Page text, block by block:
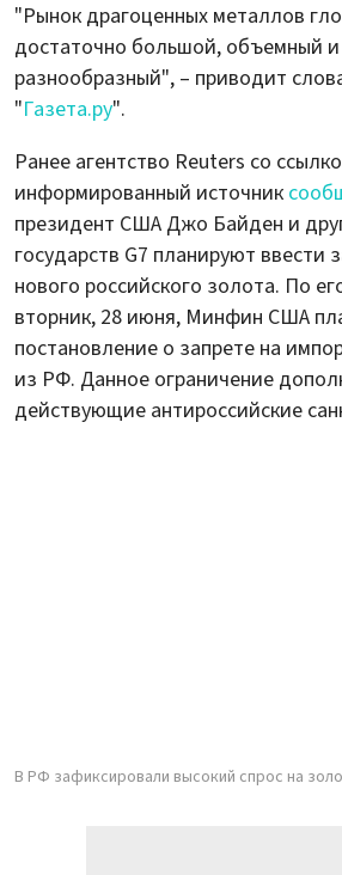
"Рынок драгоценных металлов
достаточно большой, объемный и
разнообразный", – приводит
"Газета.ру".
Ранее агентство Reuters со
информированный источник
президент США Джо Байден и
государств G7 планируют ввести
нового российского золота. По
вторник, 28 июня, Минфин США
постановление о запрете на
из РФ. Данное ограничение
действующие антироссийские
В РФ зафиксировали высокий спрос на